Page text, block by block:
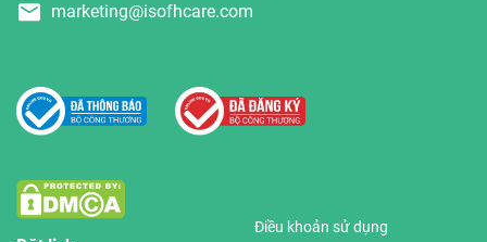
marketing@isofhcare.com
Điều khoản sử dụng